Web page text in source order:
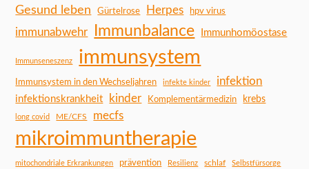
Gesund leben Gürtelrose Herpes hpv virus
immunabwehr Immunbalance Immunhomöostase
Immunseneszenz immunsystem
Immunsystem in den Wechseljahren infekte kinder infektion
infektionskrankheit kinder Komplementärmedizin krebs
long covid ME/CFS mecfs
mikroimmuntherapie
mitochondriale Erkrankungen prävention Resilienz schlaf Selbstfürsorge